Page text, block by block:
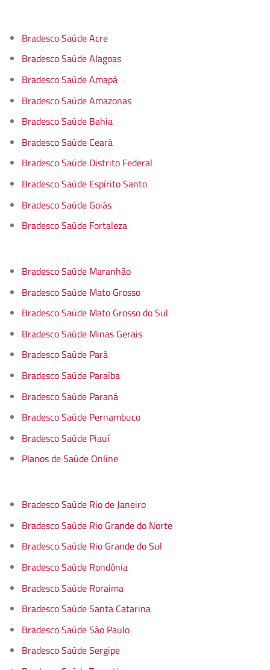
Bradesco Saúde Acre
Bradesco Saúde Alagoas
Bradesco Saúde Amapá
Bradesco Saúde Amazonas
Bradesco Saúde Bahia
Bradesco Saúde Ceará
Bradesco Saúde Distrito Federal
Bradesco Saúde Espírito Santo
Bradesco Saúde Goiás
Bradesco Saúde Fortaleza
Bradesco Saúde Maranhão
Bradesco Saúde Mato Grosso
Bradesco Saúde Mato Grosso do Sul
Bradesco Saúde Minas Gerais
Bradesco Saúde Pará
Bradesco Saúde Paraíba
Bradesco Saúde Paraná
Bradesco Saúde Pernambuco
Bradesco Saúde Piauí
Planos de Saúde Online
Bradesco Saúde Rio de Janeiro
Bradesco Saúde Rio Grande do Norte
Bradesco Saúde Rio Grande do Sul
Bradesco Saúde Rondônia
Bradesco Saúde Roraima
Bradesco Saúde Santa Catarina
Bradesco Saúde São Paulo
Bradesco Saúde Sergipe